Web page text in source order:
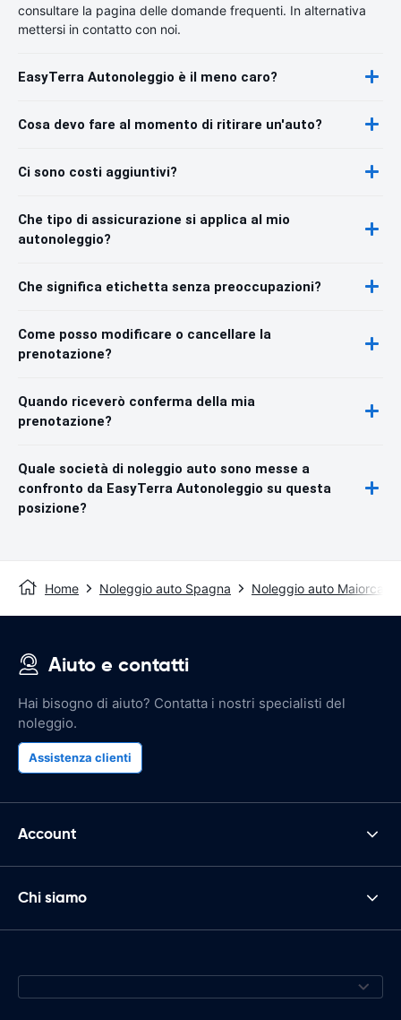
consultare la pagina delle domande frequenti. In alternativa
mettersi in contatto con noi.
EasyTerra Autonoleggio è il meno caro?
Cosa devo fare al momento di ritirare un'auto?
Ci sono costi aggiuntivi?
Che tipo di assicurazione si applica al mio
autonoleggio?
Che significa etichetta senza preoccupazioni?
Come posso modificare o cancellare la
prenotazione?
Quando riceverò conferma della mia
prenotazione?
Quale società di noleggio auto sono messe a
confronto da EasyTerra Autonoleggio su questa
posizione?
Home Noleggio auto Spagna Noleggio auto Maiorca
Aiuto e contatti
Hai bisogno di aiuto? Contatta i nostri specialisti del
noleggio.
Assistenza clienti
Account
Chi siamo